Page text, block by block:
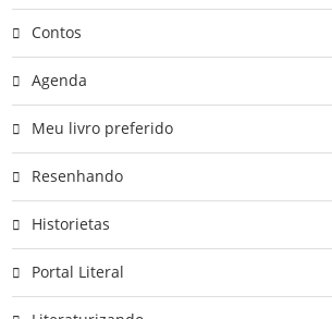
Contos
Agenda
Meu livro preferido
Resenhando
Historietas
Portal Literal